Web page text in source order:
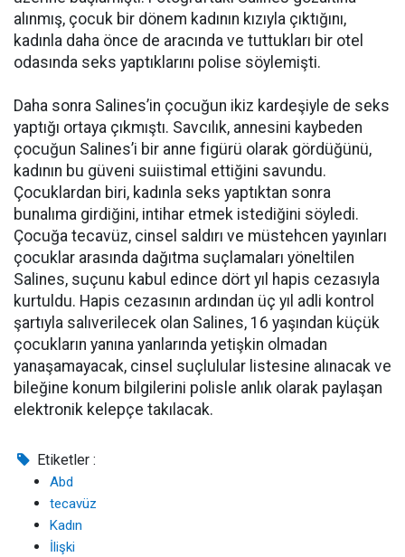
alınmış, çocuk bir dönem kadının kızıyla çıktığını,
kadınla daha önce de aracında ve tuttukları bir otel
odasında seks yaptıklarını polise söylemişti.
Daha sonra Salines’in çocuğun ikiz kardeşiyle de seks
yaptığı ortaya çıkmıştı. Savcılık, annesini kaybeden
çocuğun Salines’i bir anne figürü olarak gördüğünü,
kadının bu güveni suiistimal ettiğini savundu.
Çocuklardan biri, kadınla seks yaptıktan sonra
bunalıma girdiğini, intihar etmek istediğini söyledi.
Çocuğa tecavüz, cinsel saldırı ve müstehcen yayınları
çocuklar arasında dağıtma suçlamaları yöneltilen
Salines, suçunu kabul edince dört yıl hapis cezasıyla
kurtuldu. Hapis cezasının ardından üç yıl adli kontrol
şartıyla salıverilecek olan Salines, 16 yaşından küçük
çocukların yanına yanlarında yetişkin olmadan
yanaşamayacak, cinsel suçlulular listesine alınacak ve
bileğine konum bilgilerini polisle anlık olarak paylaşan
elektronik kelepçe takılacak.
Etiketler :
Abd
tecavüz
Kadın
İlişki